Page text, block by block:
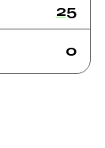
25
0